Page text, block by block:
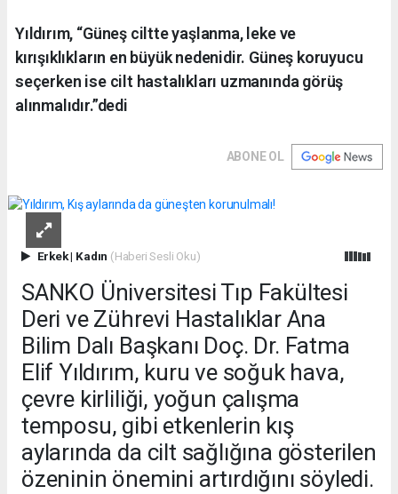
Yıldırım, “Güneş ciltte yaşlanma, leke ve
kırışıklıkların en büyük nedenidir. Güneş koruyucu
seçerken ise cilt hastalıkları uzmanında görüş
alınmalıdır.”dedi
ABONE OL
Erkek| Kadın (Haberi Sesli Oku)
SANKO Üniversitesi Tıp Fakültesi
Deri ve Zührevi Hastalıklar Ana
Bilim Dalı Başkanı Doç. Dr. Fatma
Elif Yıldırım, kuru ve soğuk hava,
çevre kirliliği, yoğun çalışma
temposu, gibi etkenlerin kış
aylarında da cilt sağlığına gösterilen
özeninin önemini artırdığını söyledi.